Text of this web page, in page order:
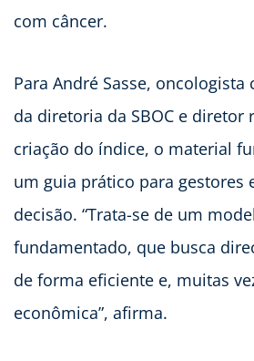
com câncer.
Para André Sasse,
da diretoria da SBOC e diretor
criação do índice, o material
um guia prático para gestores
decisão. “Trata-se de um
fundamentado, que busca
de forma eficiente e, muitas
econômica”, afirma.